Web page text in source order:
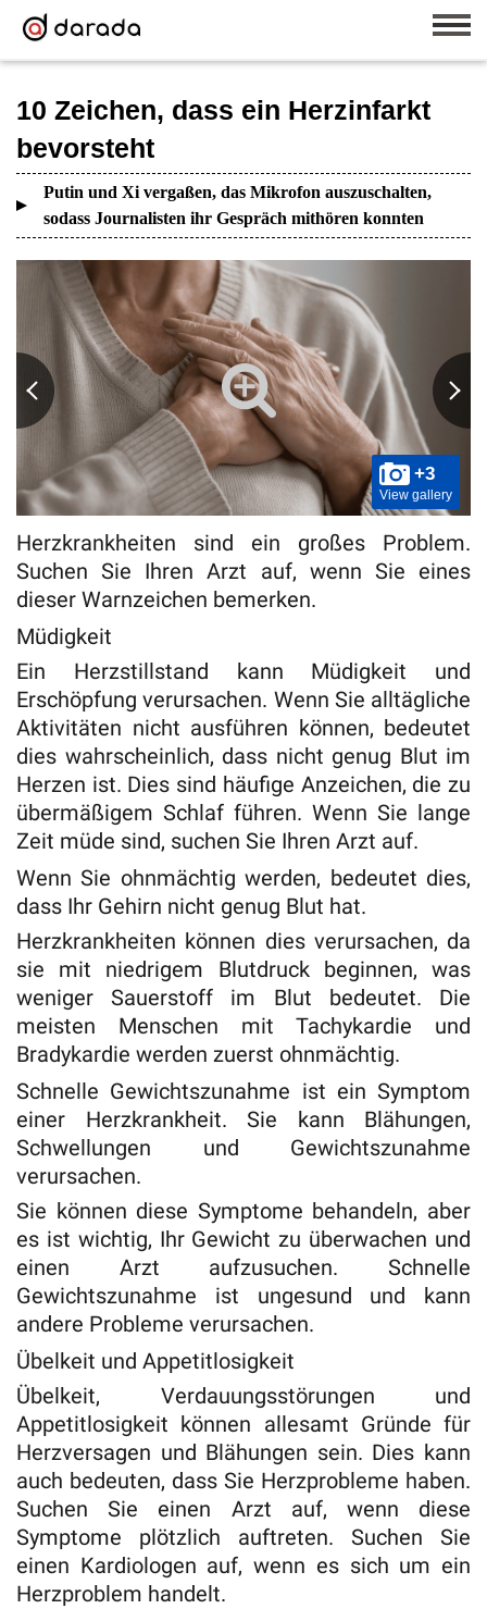
10 Zeichen, dass ein Herzinfarkt
bevorsteht
Putin und Xi vergaßen, das Mikrofon auszuschalten,
sodass Journalisten ihr Gespräch mithören konnten
+3
View gallery
Herzkrankheiten sind ein großes Problem.
Suchen Sie Ihren Arzt auf, wenn Sie eines
dieser Warnzeichen bemerken.
Müdigkeit
Ein Herzstillstand kann Müdigkeit und
Erschöpfung verursachen. Wenn Sie alltägliche
Aktivitäten nicht ausführen können, bedeutet
dies wahrscheinlich, dass nicht genug Blut im
Herzen ist. Dies sind häufige Anzeichen, die zu
übermäßigem Schlaf führen. Wenn Sie lange
Zeit müde sind, suchen Sie Ihren Arzt auf.
Wenn Sie ohnmächtig werden, bedeutet dies,
dass Ihr Gehirn nicht genug Blut hat.
Herzkrankheiten können dies verursachen, da
sie mit niedrigem Blutdruck beginnen, was
weniger Sauerstoff im Blut bedeutet. Die
meisten Menschen mit Tachykardie und
Bradykardie werden zuerst ohnmächtig.
Schnelle Gewichtszunahme ist ein Symptom
einer Herzkrankheit. Sie kann Blähungen,
Schwellungen und Gewichtszunahme
verursachen.
Sie können diese Symptome behandeln, aber
es ist wichtig, Ihr Gewicht zu überwachen und
einen Arzt aufzusuchen. Schnelle
Gewichtszunahme ist ungesund und kann
andere Probleme verursachen.
Übelkeit und Appetitlosigkeit
Übelkeit, Verdauungsstörungen und
Appetitlosigkeit können allesamt Gründe für
Herzversagen und Blähungen sein. Dies kann
auch bedeuten, dass Sie Herzprobleme haben.
Suchen Sie einen Arzt auf, wenn diese
Symptome plötzlich auftreten. Suchen Sie
einen Kardiologen auf, wenn es sich um ein
Herzproblem handelt.